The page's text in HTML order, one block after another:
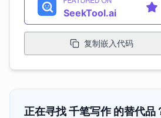
复制嵌入代码
正在寻找 千笔写作 的替代品